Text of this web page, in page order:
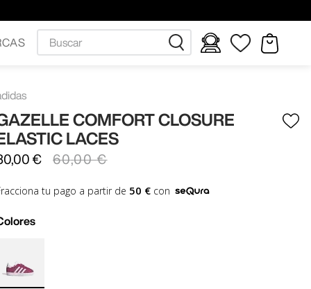
COMFORT CLOSURE
LACES
, 00 € 60,00 €
tu pago a partir de 50 €con